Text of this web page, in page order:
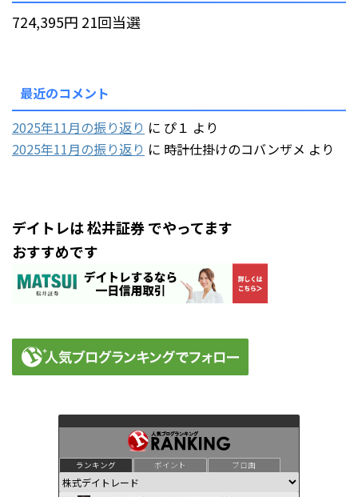
724,395円 21回当選
最近のコメント
2025年11月の振り返り に ぴ１ より
2025年11月の振り返り に 時計仕掛けのコバンザメ より
デイトレは 松井証券 でやってます
おすすめです
ランキング ポイント ブロ画